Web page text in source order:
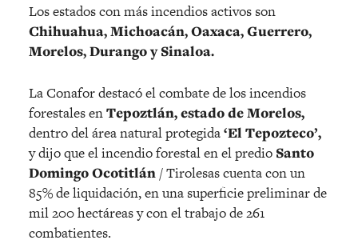
Los estados con más incendios activos son
Chihuahua, Michoacán, Oaxaca, Guerrero,
Morelos, Durango y Sinaloa.
La Conafor destacó el combate de los incendios
forestales enTepoztlán,estado de Morelos,
dentro del área natural protegida‘El Tepozteco’,
y dijo que el incendio forestal en el predio Santo
Domingo Ocotitlán / Tirolesas cuenta con un
85% de liquidación, en una superficie preliminar de
mil 200 hectáreas y con el trabajo de 261
combatientes.